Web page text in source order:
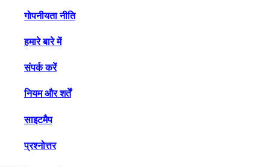
गोपनीयता नीति
हमारे बारे में
संपर्क करें
नियम और शर्तें
साइटमैप
प्रश्नोत्तर